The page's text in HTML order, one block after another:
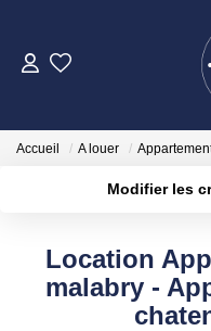
Accueil A louer
Modifier les
Sélectionnez...
Type de bien
Location
malabry -